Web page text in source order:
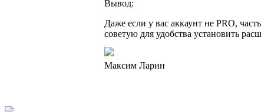
Вывод:
Даже если у вас аккаунт не PRO,
советую для удобства установить
Максим Ларин